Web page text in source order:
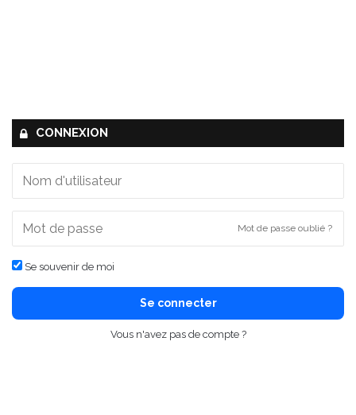
CONNEXION
Mot de passe oublié ?
Se souvenir de moi
Se connecter
Vous n'avez pas de compte ?